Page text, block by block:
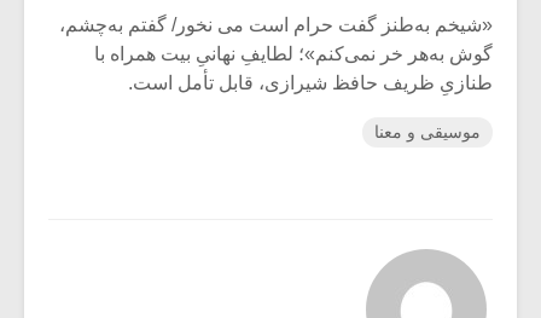
«شیخم به‌طنز گفت حرام است می نخور/ گفتم به‌چشم،
گوش به‌هر خر نمی‌کنم»؛ لطایفِ نهانیِ بیت همراه با
طنازیِ ظریف حافظ شیرازی، قابل تأمل است.
موسیقی و معنا